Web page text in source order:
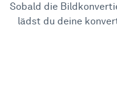
Sobald die
lädst du deine